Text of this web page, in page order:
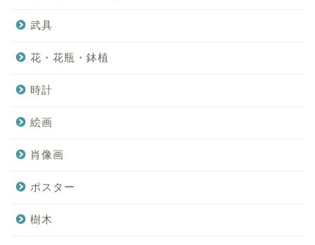
武具
花・花瓶・鉢植
時計
絵画
肖像画
ポスター
樹木